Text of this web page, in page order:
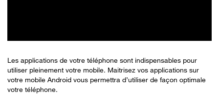
Les applications de votre téléphone sont indispensables pour
utiliser pleinement votre mobile. Maitrisez vos applications sur
votre mobile Android vous permettra d’utiliser de façon optimale
votre téléphone.